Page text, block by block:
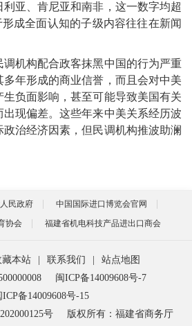
亚、肯尼亚和南非，这一数字均超
成全面认知的子级内容往往在新闻
机构配合政客抹黑中国的行为严重
年形成的商业信誉，而且会对中美
负面影响，甚至可能导致美国有关
现偏差。这些年来中美关系经历波
治经济因素，但民调机构推波助澜
民政府
中国国际进口博览会官网
协会
福建省机电科技产品进出口商会
藏本站 联系我们
站点地图
闽ICP备14009608号-7
ICP备14009608号-15
号
版权所有：福建省商务厅